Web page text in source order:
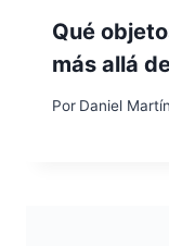
Qué
más allá
Por Daniel